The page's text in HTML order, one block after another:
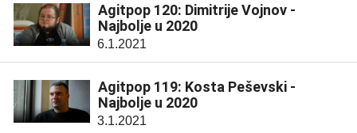
Agitpop 120: Dimitrije Vojnov -
Najbolje u 2020
6.1.2021
Agitpop 119: Kosta Peševski -
Najbolje u 2020
3.1.2021